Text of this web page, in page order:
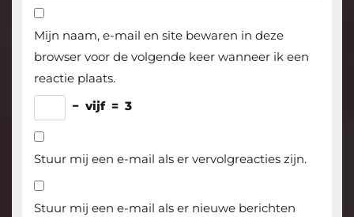
Mijn naam, e-mail en site bewaren in deze
browser voor de volgende keer wanneer ik een
reactie plaats.
− vijf = 3
Stuur mij een e-mail als er vervolgreacties zijn.
Stuur mij een e-mail als er nieuwe berichten